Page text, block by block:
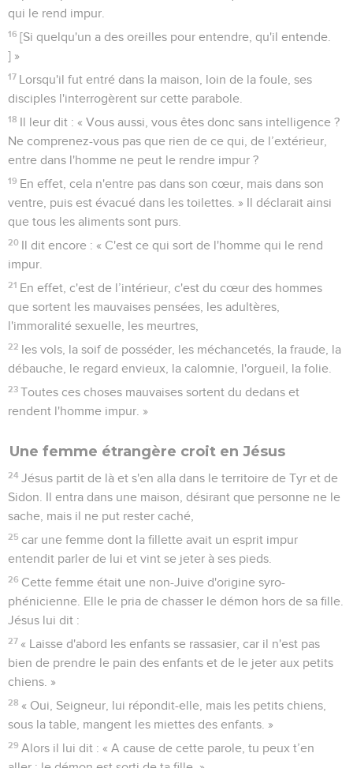
qui le rend impur.
16 [Si quelqu'un a des oreilles pour entendre, qu'il entende.
] »
17 Lorsqu'il fut entré dans la maison, loin de la foule, ses
disciples l'interrogèrent sur cette parabole.
18 Il leur dit : « Vous aussi, vous êtes donc sans intelligence ?
Ne comprenez-vous pas que rien de ce qui, de l’extérieur,
entre dans l'homme ne peut le rendre impur ?
19 En effet, cela n'entre pas dans son cœur, mais dans son
ventre, puis est évacué dans les toilettes. » Il déclarait ainsi
que tous les aliments sont purs.
20 Il dit encore : « C'est ce qui sort de l'homme qui le rend
impur.
21 En effet, c'est de l’intérieur, c'est du cœur des hommes
que sortent les mauvaises pensées, les adultères,
l'immoralité sexuelle, les meurtres,
22 les vols, la soif de posséder, les méchancetés, la fraude, la
débauche, le regard envieux, la calomnie, l'orgueil, la folie.
23 Toutes ces choses mauvaises sortent du dedans et
rendent l'homme impur. »
Une femme étrangère croit en Jésus
24 Jésus partit de là et s'en alla dans le territoire de Tyr et de
Sidon. Il entra dans une maison, désirant que personne ne le
sache, mais il ne put rester caché,
25 car une femme dont la fillette avait un esprit impur
entendit parler de lui et vint se jeter à ses pieds.
26 Cette femme était une non-Juive d'origine syro-
phénicienne. Elle le pria de chasser le démon hors de sa fille.
Jésus lui dit :
27 « Laisse d'abord les enfants se rassasier, car il n'est pas
bien de prendre le pain des enfants et de le jeter aux petits
chiens. »
28 « Oui, Seigneur, lui répondit-elle, mais les petits chiens,
sous la table, mangent les miettes des enfants. »
29 Alors il lui dit : « A cause de cette parole, tu peux t’en